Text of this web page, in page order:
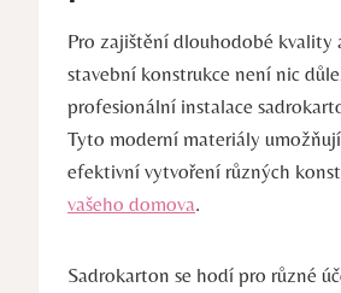
Pro zajištění dlouhodobé kvality
stavební konstrukce není nic
profesionální instalace
Tyto moderní materiály
efektivní vytvoření různých
vašeho domova.
Sadrokarton se hodí pro různé